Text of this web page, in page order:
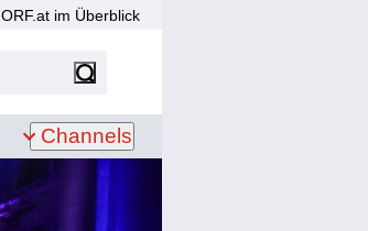
ORF.at im Überblick
Suchen
Channels